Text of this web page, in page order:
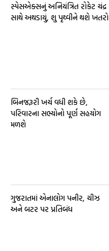
સ્પેસએક્સનું અનિયંત્રિત રોકેટ ચંદ્ર
સાથે અથડાયું, શુ પૃથ્વીને થશે ખતરો
બિનજરૂરી ખર્ચ વધી શકે છે,
પરિવારના સભ્યોનો પૂર્ણ સહયોગ
મળશે
ગુજરાતમાં એનાલોગ પનીર, ચીઝ
અને બટર પર પ્રતિબંધ